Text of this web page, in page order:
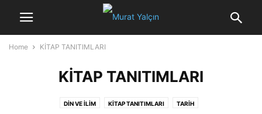
Home KİTAP TANITIMLARI
KİTAP TANITIMLARI
DİN VE İLİM KİTAP TANITIMLARI TARİH